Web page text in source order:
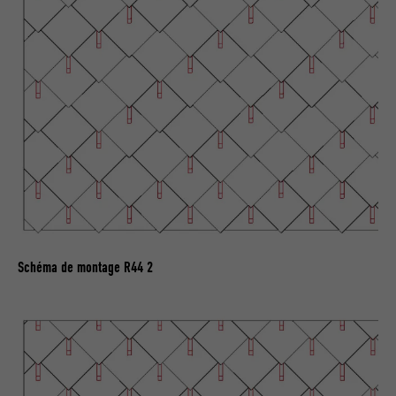
Schéma de montage R44 2
FOURNISSEUR LinkedIn
EXPIRATION 2 ans
UTILITÉ
Utilisé par le service de réseau social
LinkedIn pour suivre l'utilisation de
services intégrés
NOM UserMatchHistory
UTILITÉ
Est utilisé pour suivre l'utilisateur sur
plusieurs sites Internet afin d'afficher de
la publicité adaptée aux préférences de